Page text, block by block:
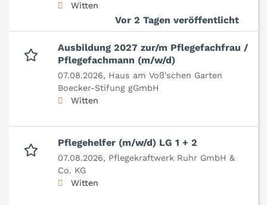
Witten
Vor 2 Tagen veröffentlicht
Ausbildung 2027 zur/m Pflegefachfrau /
Pflegefachmann (m/w/d)
07.08.2026, Haus am Voß'schen Garten
Boecker-Stifung gGmbH
Witten
Pflegehelfer (m/w/d) LG 1 + 2
07.08.2026, Pflegekraftwerk Ruhr GmbH &
Co. KG
Witten